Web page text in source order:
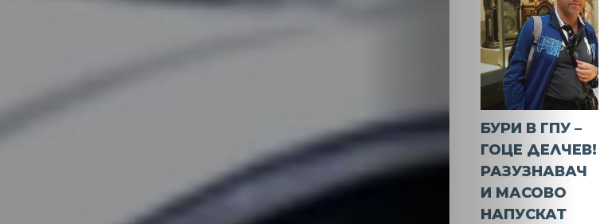
БУРИ В ГПУ –
ГОЦЕ ДЕЛЧЕВ!
РАЗУЗНАВАЧ
И МАСОВО
НАПУСКАТ